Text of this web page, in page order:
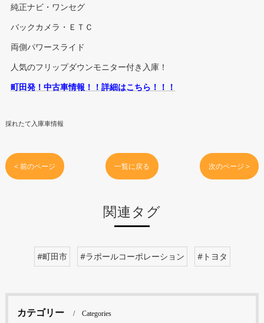
純正ナビ・ワンセグ
バックカメラ・ＥＴＣ
両側パワースライド
人気のフリップダウンモニター付き入庫！
町田発！中古車情報！！詳細はこちら！！！
採れたて入庫車情報
< 前のページ 一覧に戻る 次のページ >
関連タグ
#町田市 #ラポールコーポレーション #トヨタ
カテゴリー Categories